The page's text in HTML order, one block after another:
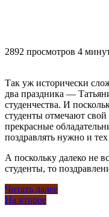
2892 просмотров 4
Так уж исторически
два праздника —
студенчества. И
студенты отмечают
прекрасные
поздравлять нужно и
А поскольку далеко не
студенты, то
Читать далее
На второе